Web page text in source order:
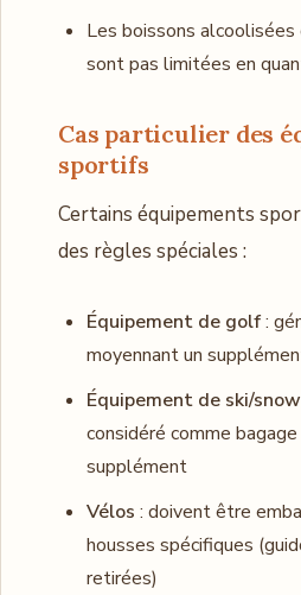
Les boissons
sont pas limitées en
Cas particulier des
sportifs
Certains équipements
des règles spéciales :
Équipement de golf:
moyennant un
Équipement de ski/
considéré comme
supplément
Vélos : doivent être
housses spécifiques
retirées)